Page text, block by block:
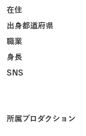
在住
出身都道府県
職業
身長
SNS
所属プロダクション